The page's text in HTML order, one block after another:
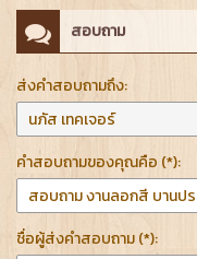
สอบถาม
ส่งคำสอบถามถึง:
คำสอบถามของคุณคือ (*):
ชื่อผู้ส่งคำสอบถาม (*):